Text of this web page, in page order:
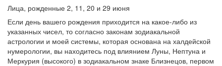
Лица, рожденные 2, 11, 20 и 29 июня
Если день вашего рождения приходится на какое-либо из
указанных чисел, то согласно законам зодиакальной
астрологии и моей системы, которая основана на халдейской
нумерологии, вы находитесь под влиянием Луны, Нептуна и
Меркурия (высокого) в зодиакальном знаке Близнецов, первом